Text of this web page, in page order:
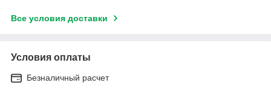
Все условия доставки
Условия оплаты
Безналичный расчет